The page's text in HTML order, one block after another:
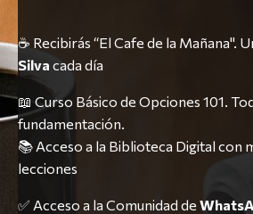
☕ Recibirás “El Cafe de la Mañana".
Silva cada día
📖 Curso Básico de Opciones 101.
fundamentación.
📚 Acceso a la Biblioteca Digital con
lecciones
✅ Acceso a la Comunidad de